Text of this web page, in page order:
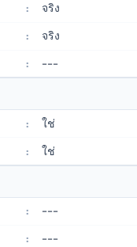
: จริง
: จริง
: ---
: ใช่
: ใช่
: ---
: ---